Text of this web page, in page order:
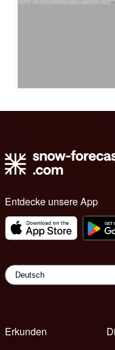
Entdecke unsere App
Erkunden